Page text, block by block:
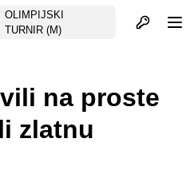
OLIMPIJSKI
TURNIR (M)
Otvori profil
na proste
zlatnu